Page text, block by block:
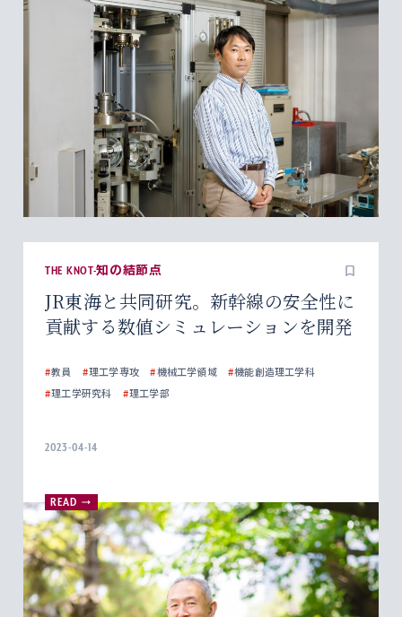
THE KNOT-知の結節点
JR東海と共同研究。新幹線の安全性に
貢献する数値シミュレーションを開発
#教員 #理工学専攻 #機械工学領域 #機能創造理工学科
#理工学研究科 #理工学部
2023-04-14
READ